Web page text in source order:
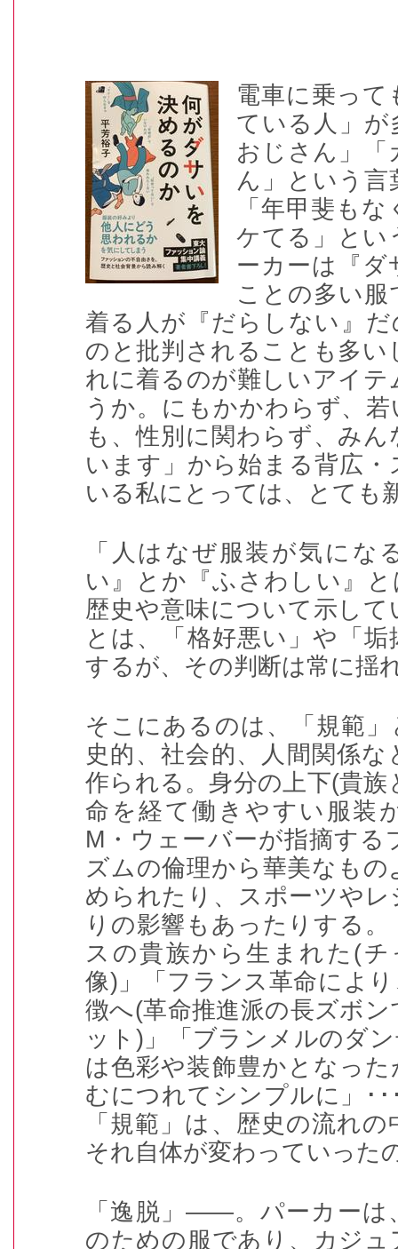
電車に乗っ
ている人」が
おじさん」
ん」という
「年甲斐も
ケてる」とい
ーカーは『
ことの多い
着る人が『だらしない』
のと批判されることも多い
れに着るのが難しいアイ
うか。にもかかわらず、
も、性別に関わらず、み
います」から始まる背広
いる私にとっては、とても
「人はなぜ服装が気にな
い』とか『ふさわしい』
歴史や意味について示し
とは、「格好悪い」や「
するが、その判断は常に揺
そこにあるのは、「規範
史的、社会的、人間関係
作られる。身分の上下(貴族
命を経て働きやすい服装
M ・ウェーバーが指摘す
ズムの倫理から華美なも
められたり、スポーツや
りの影響もあったりする
スの貴族から生まれた (チ
像) 」「フランス革命によ
徴へ(革命推進派の長ズボ
ット ) 」「ブランメルのダ
は色彩や装飾豊かとなっ
むにつれてシンプルに」
･
「規範」は、歴史の流れ
それ自体が変わっていった
「逸脱」――。パーカーは
のための服であり、カジ